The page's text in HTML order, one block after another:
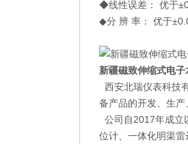
◆线性误差： 优于
◆分 辨 率： 优于
新疆磁致伸缩式电子
西安北瑞仪表科技
备产品的开发、生
公司自2017年成立
位计、一体化明渠